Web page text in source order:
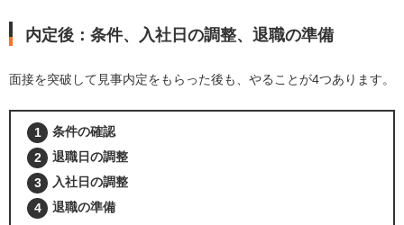
内定後：条件、入社日の調整、退職の準備
面接を突破して見事内定をもらった後も、やることが4つあります。
条件の確認
退職日の調整
入社日の調整
退職の準備